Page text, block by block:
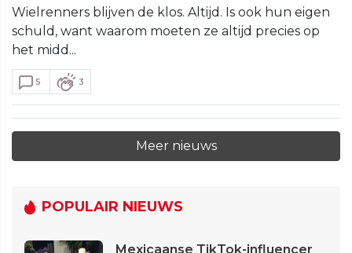
Wielrenners blijven de klos. Altijd. Is ook hun eigen
schuld, want waarom moeten ze altijd precies op
het midd...
5 3
Meer nieuws
POPULAIR NIEUWS
Mexicaanse TikTok-influencer